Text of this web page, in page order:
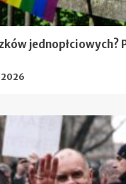
jednopłciowych?